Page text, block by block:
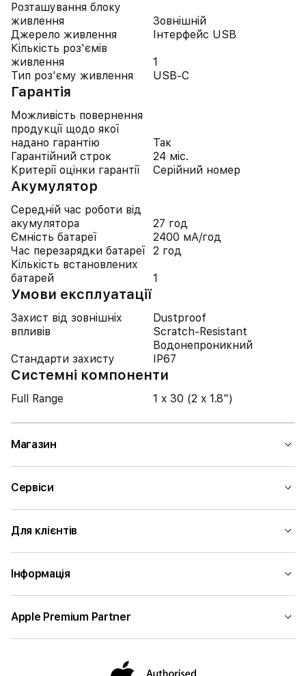
Розташування блоку
живлення
Зовнішній
Джерело живлення
Інтерфейс USB
Кількість роз'ємів
живлення
1
Тип роз'єму живлення
USB-C
Гарантія
Можливість повернення
продукції щодо якої
надано гарантію
Так
Гарантійний строк
24 міс.
Критерії оцінки гарантії
Серійний номер
Акумулятор
Середній час роботи від
акумулятора
27 год
Ємність батареї
2400 мА/год
Час перезарядки батареї
2 год
Кількість встановлених
батарей
1
Умови експлуатації
Захист від зовнішніх
впливів
Dustproof
Scratch-Resistant
Водонепроникний
Стандарти захисту
IP67
Системні компоненти
Full Range 1 x 30 (2 x 1.8")
Магазин
Сервіси
Для клієнтів
Інформація
Apple Premium Partner